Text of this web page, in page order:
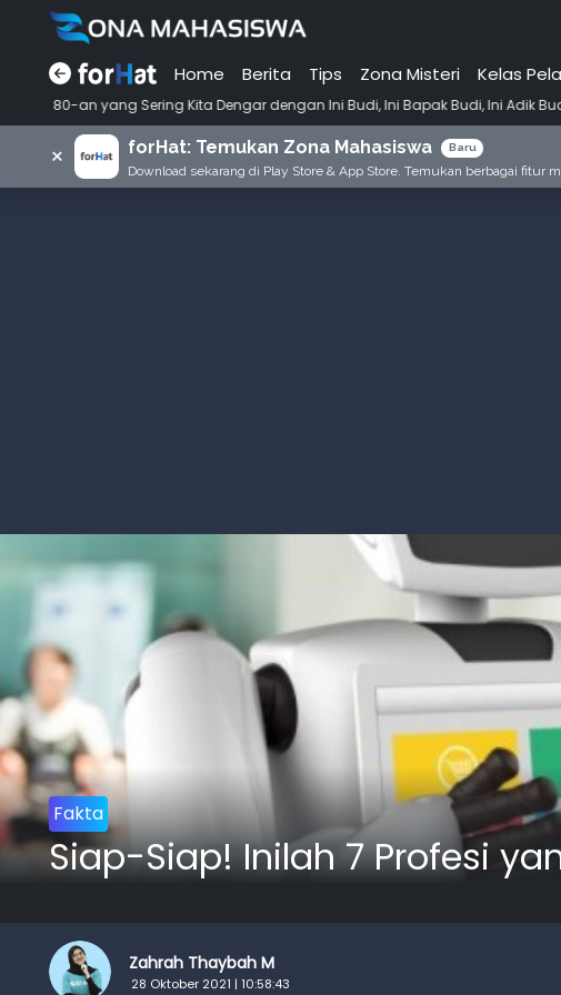
Home Berita Tips Zona Misteri Kelas
Kita Dengar dengan Ini Budi, Ini Bapak Budi, Ini Adik Budi • Punya
× forHat: Temukan Zona Mahasiswa Baru
Download sekarang di Play Store & App Store. Temukan berbagai fitur
Fakta
Siap-Siap! Inilah 7 Profesi
Zahrah Thaybah M
28 Oktober 2021 | 10:58:43